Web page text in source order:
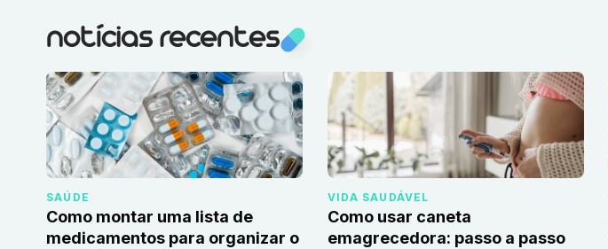
notícias recentes
SAÚDE
Como montar uma lista de
medicamentos para organizar o
VIDA SAUDÁVEL
Como usar caneta
emagrecedora: passo a passo